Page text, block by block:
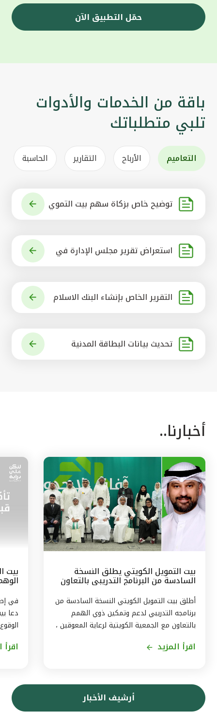
حمّل التطبيق الآن
باقة من الخدمات والأدوات
تلبي متطلباتك
التعاميم الأرباح التقارير الحاسبة
توضيح خاص بزكاة سهم بيت التموي
استعراض تقرير مجلس الإدارة في
التقرير الخاص بإنشاء البنك الاسلام
تحديث بيانات البطاقة المدنية
أخبارنا..
بيت التمويل الكويتي يطلق النسخة
السادسة من البرنامج التدريبي بالتعاون
مع الجمعيّة الكويتيّة لرعاية المعوقين
أطلق بيت التمويل الكويتي النسخة السادسة من
برنامجه التدريبي لدعم وتمكين ذوي الهمم
بالتعاون مع الجمعية الكويتية لرعاية المعوقين ،
الموارد البشريّة لمجموعة بيت التمويل الكويتي
بالتكليف ، أحمد حمد الحمّاد ، ان البرنامج
التدريبى الذى يشمل 11 متدربا ، يأتى في إطار
اقرأ المزيد
بيت
دعا
حجز
بأن
اقرأ
أرشيف الأخبار